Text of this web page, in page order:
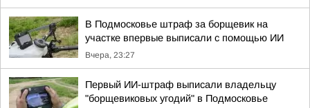
В Подмосковье штраф за борщевик на
участке впервые выписали с помощью ИИ
Вчера, 23:27
Первый ИИ-штраф выписали владельцу
"борщевиковых угодий" в Подмосковье